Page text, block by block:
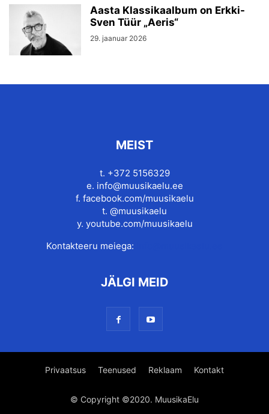
Aasta Klassikaalbum on Erkki-
Sven Tüür „Aeris“
29. jaanuar 2026
MEIST
t. +372 5156329
e. info@muusikaelu.ee
f. facebook.com/muusikaelu
t. @muusikaelu
y. youtube.com/muusikaelu
Kontakteeru meiega:
JÄLGI MEID
Privaatsus Teenused Reklaam Kontakt
© Copyright ©2020. MuusikaElu